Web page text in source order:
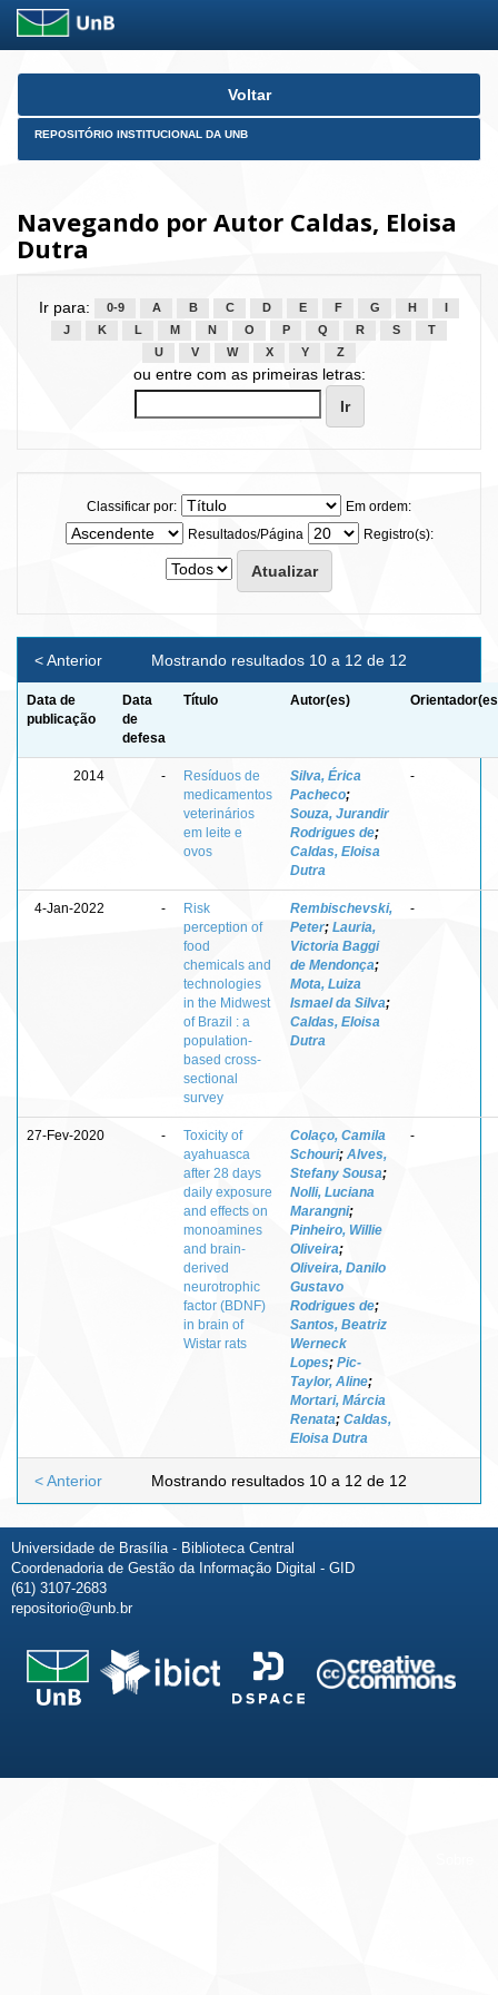
Skip
Voltar
REPOSITÓRIO INSTITUCIONAL DA UNB
Navegando por Autor Caldas, Eloisa
Dutra
Ir para: 0-9 A B C D E F G H
J
K L M N O P Q R S
T
U
V W X Y Z
ou entre com as primeiras letras:
Classificar por:
Em ordem:
Resultados/Página
Registro(s):
Mostrando resultados 10 a 12 de 12
< Anterior
Data de
publicação
Data
de
defesa
Título Autor(es)
2014 -
Resíduos de
medicamentos
veterinários
em leite e
ovos
Silva, Érica
Pacheco;
Souza, Jurandir
Rodrigues de;
Caldas, Eloisa
Dutra
-
4-Jan-2022 -
Risk
perception of
food
chemicals and
technologies
in the Midwest
of Brazil : a
population-
based cross-
sectional
survey
Rembischevski,
Peter; Lauria,
Victoria Baggi
de Mendonça;
Mota, Luiza
Ismael da Silva;
Caldas, Eloisa
Dutra
-
27-Fev-2020 -
Toxicity of
ayahuasca
after 28 days
daily exposure
and effects on
monoamines
and brain-
derived
neurotrophic
factor (BDNF)
in brain of
Wistar rats
Colaço, Camila
Schouri; Alves,
Stefany Sousa;
Nolli, Luciana
Marangni;
Pinheiro, Willie
Oliveira;
Oliveira, Danilo
Gustavo
Rodrigues de;
Santos, Beatriz
Werneck
Lopes; Pic-
Taylor, Aline;
Mortari, Márcia
Renata; Caldas,
Eloisa Dutra
-
Mostrando resultados 10 a 12 de 12
< Anterior
Universidade de Brasília - Biblioteca Central
Coordenadoria de Gestão da Informação Digital - GID
(61) 3107-2683
repositorio@unb.br